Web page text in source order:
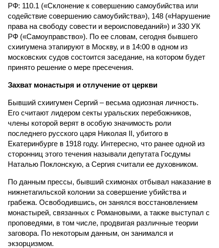
РФ: 110.1 («Склонение к совершению самоубийства или
содействие совершению самоубийства»), 148 («Нарушение
права на свободу совести и вероисповеданий») и 330 УК
РФ («Самоуправство»). По ее словам, сегодня бывшего
схиигумена этапируют в Москву, и в 14:00 в одном из
московских судов состоится заседание, на котором будет
принято решение о мере пресечения.
Захват монастыря и отлучение от церкви
Бывший схиигумен Сергий – весьма одиозная личность.
Его считают лидером секты уральских перебожников,
члены которой верят в особую значимость роли
последнего русского царя Николая II, убитого в
Екатеринбурге в 1918 году. Интересно, что ранее одной из
сторонниц этого течения называли депутата Госдумы
Наталью Поклонскую, а Сергия считали ее духовником.
По данным прессы, бывший схимонах отбывал наказание в
нижнетагильской колонии за совершение убийства и
грабежа. Освободившись, он занялся восстановлением
монастырей, связанных с Романовыми, а также выступал с
проповедями, в том числе, продвигая различные теории
заговора. По некоторым данным, он занимался и
экзорцизмом.